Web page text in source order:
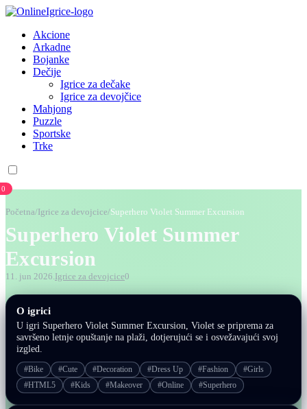
Akcione
Arkadne
Bojanke
Dečije
Igrice za dečake
Igrice za devojčice
Mahjong
Puzzle
Sportske
Trke
0
Početna/ Igrice za devojcice/Superhero Violet Summer Excursion
Superhero Violet Summer
Excursion
11. jun 2026.Igrice za devojcice0
O igrici
U igri Superhero Violet Summer Excursion, Violet se priprema za
savršeno letnje opuštanje na plaži, dotjerujući se i osvežavajući svoj
izgled.
#Bike #Cute #Decoration #Dress Up #Fashion
#Girls
#HTML5
#Kids #Makeover #Online #Superhero